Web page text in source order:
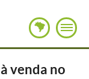
venda no